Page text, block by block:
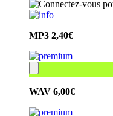
MP3 2,40€
WAV 6,00€